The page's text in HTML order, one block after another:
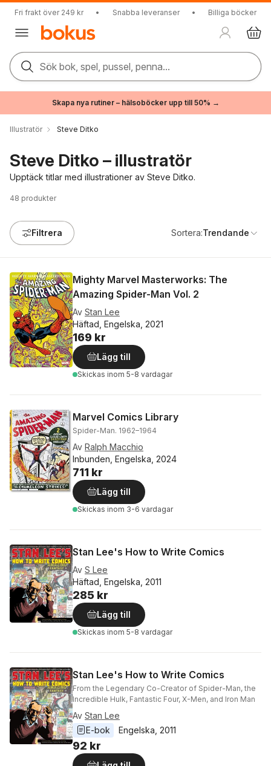
Fri frakt över 249 kr • Snabba leveranser • Billiga böcker
Sök bok, spel, pussel, penna...
Skapa nya rutiner – hälsoböcker upp till 50% →
Illustratör Steve Ditko
Steve Ditko – illustratör
Upptäck titlar med illustrationer av Steve Ditko.
48 produkter
Filtrera Sortera:Trendande
Mighty Marvel Masterworks: The
Amazing Spider-Man Vol. 2
Av Stan Lee
Häftad, Engelska, 2021
169 kr
Lägg till
Skickas inom 5-8 vardagar
Marvel Comics Library
Spider-Man. 1962–1964
Av Ralph Macchio
Inbunden, Engelska, 2024
711 kr
Lägg till
Skickas inom 3-6 vardagar
Stan Lee's How to Write Comics
Av S Lee
Häftad, Engelska, 2011
285 kr
Lägg till
Skickas inom 5-8 vardagar
Stan Lee's How to Write Comics
From the Legendary Co-Creator of Spider-Man, the
Incredible Hulk, Fantastic Four, X-Men, and Iron Man
Av Stan Lee
E-bok
Engelska 2011
92 kr